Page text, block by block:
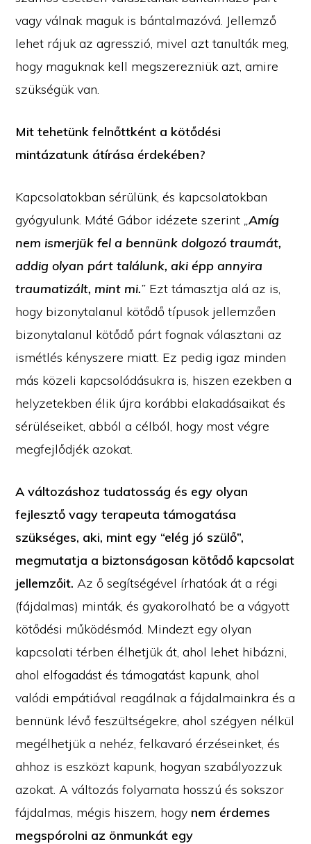
vagy válnak maguk is bántalmazóvá. Jellemző
lehet rájuk az agresszió, mivel azt tanulták meg,
hogy maguknak kell megszerezniük azt, amire
szükségük van.
Mit tehetünk felnőttként a kötődési
mintázatunk átírása érdekében?
Kapcsolatokban sérülünk, és kapcsolatokban
gyógyulunk. Máté Gábor idézete szerint „Amíg
nem ismerjük fel a bennünk dolgozó traumát,
addig olyan párt találunk, aki épp annyira
traumatizált, mint mi.” Ezt támasztja alá az is,
hogy bizonytalanul kötődő típusok jellemzően
bizonytalanul kötődő párt fognak választani az
ismétlés kényszere miatt. Ez pedig igaz minden
más közeli kapcsolódásukra is, hiszen ezekben a
helyzetekben élik újra korábbi elakadásaikat és
sérüléseiket, abból a célból, hogy most végre
megfejlődjék azokat.
A változáshoz tudatosság és egy olyan
fejlesztő vagy terapeuta támogatása
szükséges, aki, mint egy “elég jó szülő”,
megmutatja a biztonságosan kötődő kapcsolat
jellemzőit. Az ő segítségével írhatóak át a régi
(fájdalmas) minták, és gyakorolható be a vágyott
kötődési működésmód. Mindezt egy olyan
kapcsolati térben élhetjük át, ahol lehet hibázni,
ahol elfogadást és támogatást kapunk, ahol
valódi empátiával reagálnak a fájdalmainkra és a
bennünk lévő feszültségekre, ahol szégyen nélkül
megélhetjük a nehéz, felkavaró érzéseinket, és
ahhoz is eszközt kapunk, hogyan szabályozzuk
azokat. A változás folyamata hosszú és sokszor
fájdalmas, mégis hiszem, hogy nem érdemes
megspórolni az önmunkát egy